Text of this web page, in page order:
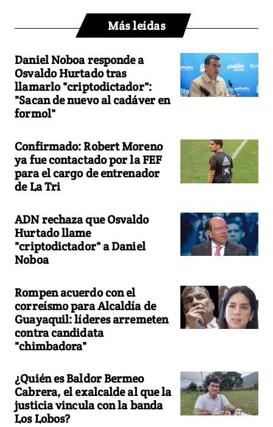
Más leídas
Daniel Noboa responde a
Osvaldo Hurtado tras
llamarlo "criptodictador":
"Sacan de nuevo al cadáver en
formol"
Confirmado: Robert Moreno
ya fue contactado por la FEF
para el cargo de entrenador
de La Tri
ADN rechaza que Osvaldo
Hurtado llame
"criptodictador" a Daniel
Noboa
Rompen acuerdo con el
correísmo para Alcaldía de
Guayaquil: líderes arremeten
contra candidata
"chimbadora"
¿Quién es Baldor Bermeo
Cabrera, el exalcalde al que la
justicia vincula con la banda
Los Lobos?